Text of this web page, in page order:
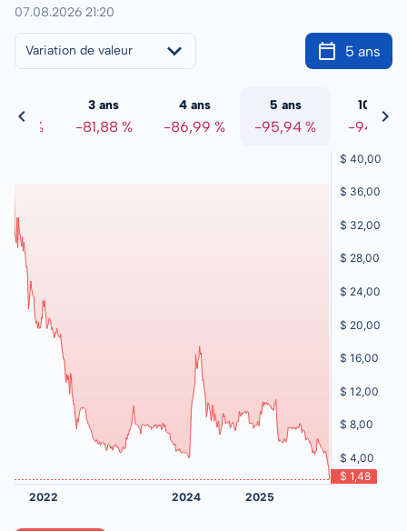
07.08.2026 21:20
Variation de valeur 5 ans
%
3 ans
-81,88 %
4 ans
-86,99 %
5 ans
-95,94 %
10 ans
-94,10 %